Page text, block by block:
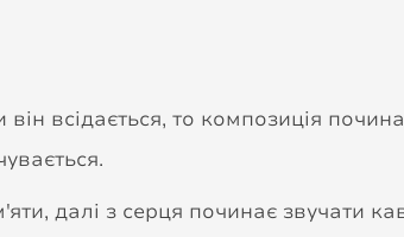
всідається, то композиція
далі з серця починає звучати